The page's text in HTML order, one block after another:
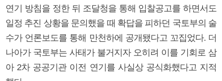
연기 방침을 정한 뒤 조달청을 통해 입찰공고를 하면서도
일정 추진 상황을 문의했을 때 확답을 피하던 국토부의 술
수가 언론보도를 통해 만천하에 공개됐다고 꼬집었다. 더
나아가 국토부는 사태가 불거지자 오히려 이를 기회로 삼
아 2차 공공기관 이전 연기를 사실상 공식화했다고 지적